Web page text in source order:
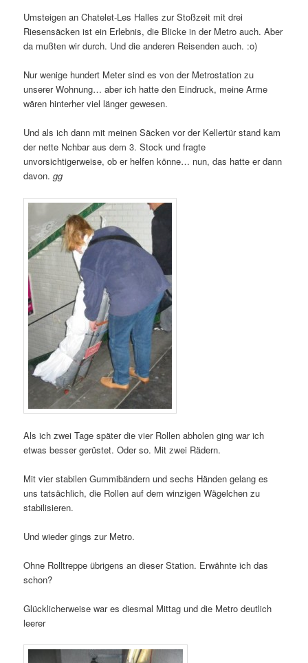
Umsteigen an Chatelet-Les Halles zur Stoßzeit mit drei
Riesensäcken ist ein Erlebnis, die Blicke in der Metro auch. Aber
da mußten wir durch. Und die anderen Reisenden auch. :o)
Nur wenige hundert Meter sind es von der Metrostation zu
unserer Wohnung… aber ich hatte den Eindruck, meine Arme
wären hinterher viel länger gewesen.
Und als ich dann mit meinen Säcken vor der Kellertür stand kam
der nette Nchbar aus dem 3. Stock und fragte
unvorsichtigerweise, ob er helfen könne… nun, das hatte er dann
davon.gg
Als ich zwei Tage später die vier Rollen abholen ging war ich
etwas besser gerüstet. Oder so. Mit zwei Rädern.
Mit vier stabilen Gummibändern und sechs Händen gelang es
uns tatsächlich, die Rollen auf dem winzigen Wägelchen zu
stabilisieren.
Und wieder gings zur Metro.
Ohne Rolltreppe übrigens an dieser Station. Erwähnte ich das
schon?
Glücklicherweise war es diesmal Mittag und die Metro deutlich
leerer